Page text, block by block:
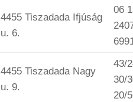
4455 Tiszadada Ifjúság
u. 6.
06
4455 Tiszadada Nagy
u. 9.
43/
30/
20/